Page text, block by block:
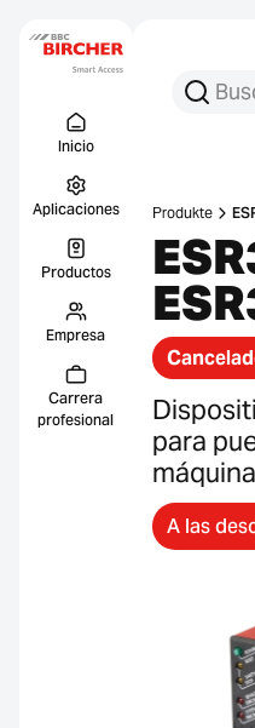
Inicio
Aplicaciones
Productos
Empresa
Carrera
profesional
Busca:
Produkte
para
A las